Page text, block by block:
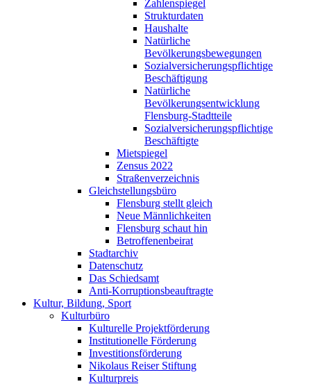
Zahlenspiegel
Strukturdaten
Haushalte
Natürliche
Bevölkerungsbewegungen
Sozialversicherungspflichtige
Beschäftigung
Natürliche
Bevölkerungsentwicklung
Flensburg-Stadtteile
Sozialversicherungspflichtige
Beschäftigte
Mietspiegel
Zensus 2022
Straßenverzeichnis
Gleichstellungsbüro
Flensburg stellt gleich
Neue Männlichkeiten
Flensburg schaut hin
Betroffenenbeirat
Stadtarchiv
Datenschutz
Das Schiedsamt
Anti-Korruptionsbeauftragte
Kultur, Bildung, Sport
Kulturbüro
Kulturelle Projektförderung
Institutionelle Förderung
Investitionsförderung
Nikolaus Reiser Stiftung
Kulturpreis